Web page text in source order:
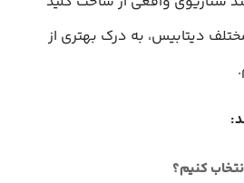
دیتابیس، به درک بهتری از
کنیم؟